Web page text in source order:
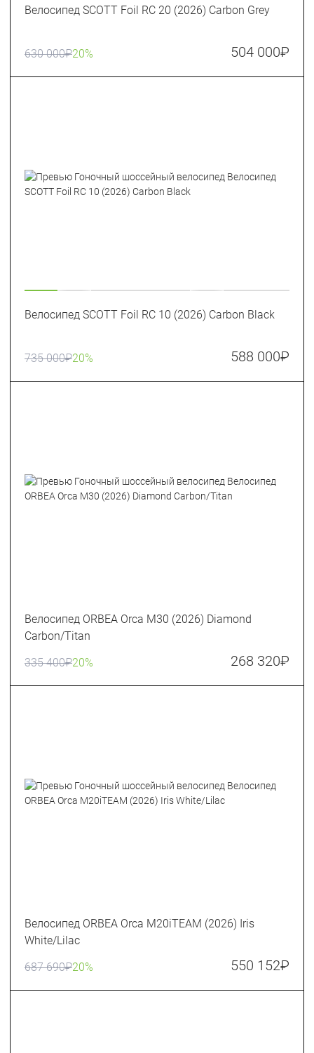
Велосипед SCOTT Foil RC 20 (2026) Carbon Grey
630 000₽20% 504 000₽
Велосипед SCOTT Foil RC 10 (2026) Carbon Black
735 000₽20% 588 000₽
Велосипед ORBEA Orca M30 (2026) Diamond
Carbon/Titan
335 400₽20% 268 320₽
Велосипед ORBEA Orca M20iTEAM (2026) Iris
White/Lilac
687 690₽20% 550 152₽